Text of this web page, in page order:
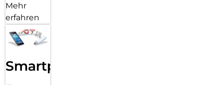
Mehr
erfahren
Smartphone